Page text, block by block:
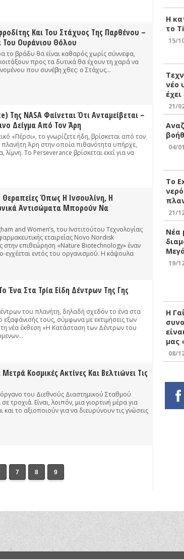
Και Του Στάχυος Της Παρθένου –
Του Ουράνιου Θόλου
το βράδυ θα είναι καθαρός χωρίς σύννεφα,
προς τα δυτικά θα έχουν τη χαρά να
που συνέβη χθες: ο Στάχυς...
Της NASA Φαίνεται Ότι Ανταμείβεται –
Δείγμα Από Τον Άρη
«Πέρσι», το γνωρίζετε ήδη, βρίσκεται από τον
Άρη στην οποία πιθανότητα υπήρχε,
Το Perseverance βρίσκεται εκεί για να
Θεραπείες Όπως Η Ινσουλίνη, Η
Αντισώματα Μπορούν Να
and Women’s, του Ινστιτούτου Τεχνολογίας
εταιρείας Novo Nordisk
επιθεώρηση «Nature Biotechnology» έναν
εντός του οργανισμού. Η κάψουλα
Ένα Στα Τρία Είδη Δέντρων Της Γης
του πλανήτη, δηλαδή σχεδόν το ένα στα
εξαφάνισής τους, σύμφωνα με εκτιμήσεις των
νέα έκθεση «Η Κατάσταση των Δέντρων του
Κοσμικές Ακτίνες Και Βελτιώνει Τις
του Διεθνούς Διαστημικού Σταθμού
τροχιά. Είναι, λοιπόν, μια γιορτινή μέρα για
το αξιοποιούν για να διευρύνουν τις γνώσεις
7 8 9
Η
το
15/
νέο
21/
04/
Το
21/
Νέα
19/
Η
μας
08/